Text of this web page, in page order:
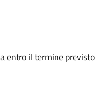
entro il termine previsto